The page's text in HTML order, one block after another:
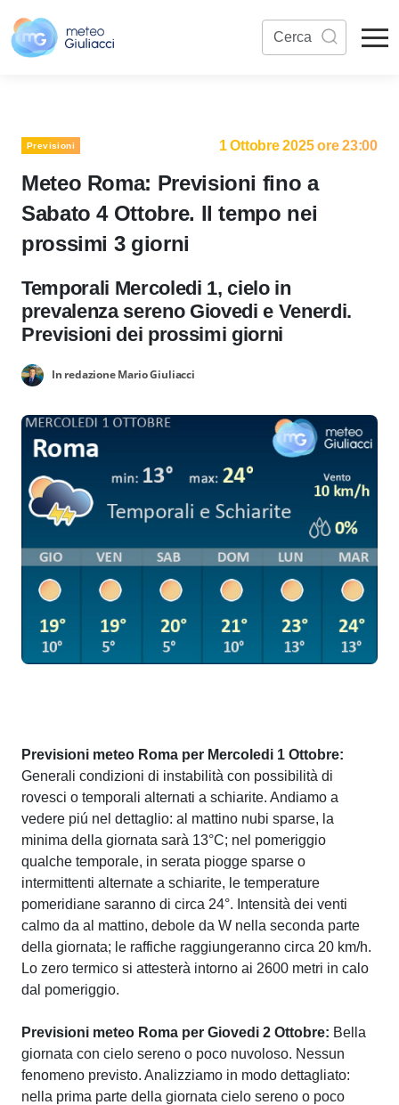
Previsioni 1 Ottobre 2025 ore 23:00
Meteo Roma: Previsioni fino a
Sabato 4 Ottobre. Il tempo nei
prossimi 3 giorni
Temporali Mercoledi 1, cielo in
prevalenza sereno Giovedi e Venerdi.
Previsioni dei prossimi giorni
In redazione Mario Giuliacci
Previsioni meteo Roma per Mercoledi 1 Ottobre:
Generali condizioni di instabilità con possibilità di
rovesci o temporali alternati a schiarite. Andiamo a
vedere piú nel dettaglio: al mattino nubi sparse, la
minima della giornata sarà 13°C; nel pomeriggio
qualche temporale, in serata piogge sparse o
intermittenti alternate a schiarite, le temperature
pomeridiane saranno di circa 24°. Intensità dei venti
calmo da al mattino, debole da W nella seconda parte
della giornata; le raffiche raggiungeranno circa 20 km/h.
Lo zero termico si attesterà intorno ai 2600 metri in calo
dal pomeriggio.
Previsioni meteo Roma per Giovedi 2 Ottobre: Bella
giornata con cielo sereno o poco nuvoloso. Nessun
fenomeno previsto. Analizziamo in modo dettagliato:
nella prima parte della giornata cielo sereno o poco